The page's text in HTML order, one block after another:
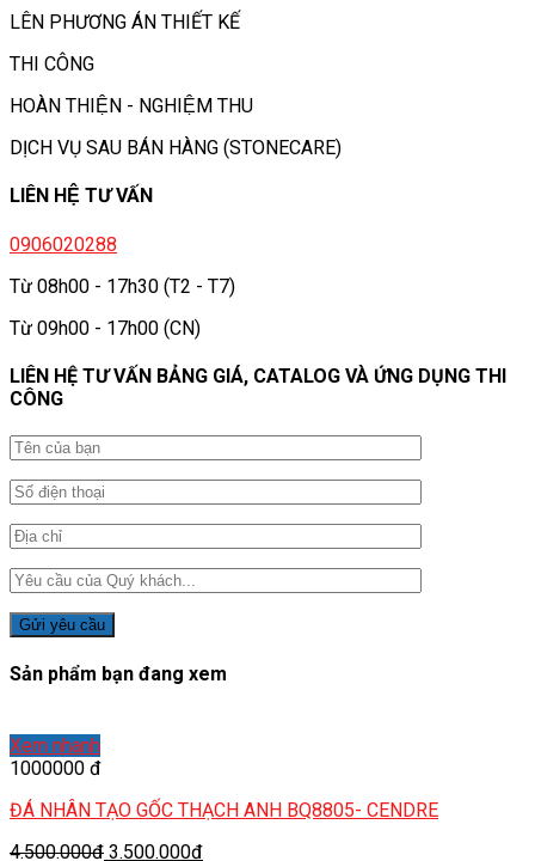
LÊN PHƯƠNG ÁN THIẾT KẾ
THI CÔNG
HOÀN THIỆN - NGHIỆM THU
DỊCH VỤ SAU BÁN HÀNG (STONECARE)
LIÊN HỆ TƯ VẤN
0906020288
Từ 08h00 - 17h30 (T2 - T7)
Từ 09h00 - 17h00 (CN)
LIÊN HỆ TƯ VẤN BẢNG GIÁ, CATALOG VÀ ỨNG DỤNG THI
CÔNG
Sản phẩm bạn đang xem
Xem nhanh
1000000 đ
ĐÁ NHÂN TẠO GỐC THẠCH ANH BQ8805- CENDRE
4.500.000đ 3.500.000đ